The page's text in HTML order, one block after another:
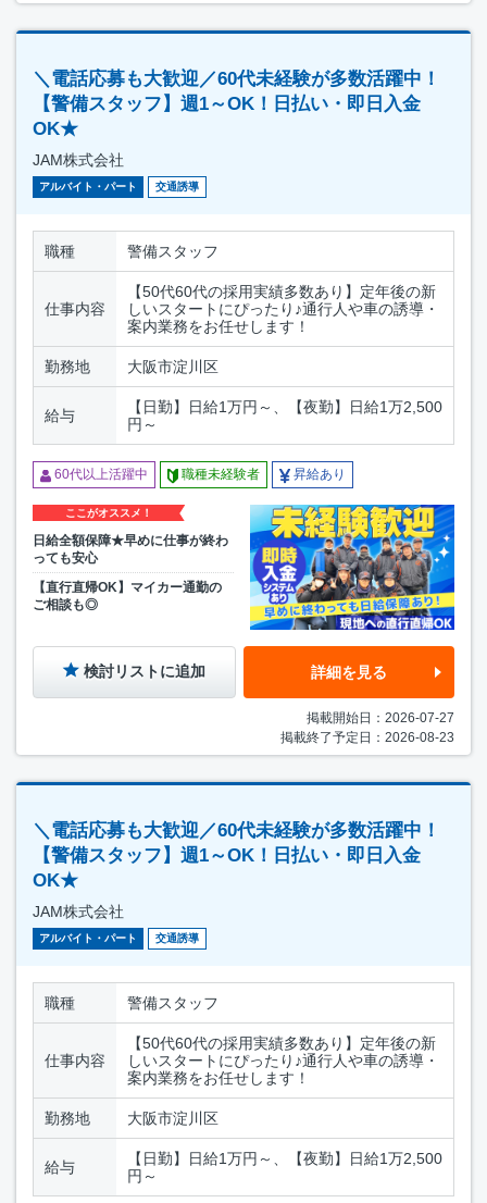
＼電話応募も大歓迎／60代未経験が多数活躍中！
【警備スタッフ】週1～OK！日払い・即日入金
OK★
JAM株式会社
アルバイト・パート 交通誘導
職種 警備スタッフ
仕事内容
【50代60代の採用実績多数あり】定年後の新
しいスタートにぴったり♪通行人や車の誘導・
案内業務をお任せします！
勤務地 大阪市淀川区
給与
【日勤】日給1万円～、【夜勤】日給1万2,500
円～
60代以上活躍中 職種未経験者 昇給あり
ここがオススメ！
日給全額保障★早めに仕事が終わ
っても安心
【直行直帰OK】マイカー通勤の
ご相談も◎
検討リストに追加 詳細を見る
掲載開始日：2026-07-27
掲載終了予定日：2026-08-23
＼電話応募も大歓迎／60代未経験が多数活躍中！
【警備スタッフ】週1～OK！日払い・即日入金
OK★
JAM株式会社
アルバイト・パート 交通誘導
職種 警備スタッフ
仕事内容
【50代60代の採用実績多数あり】定年後の新
しいスタートにぴったり♪通行人や車の誘導・
案内業務をお任せします！
勤務地 大阪市淀川区
給与
【日勤】日給1万円～、【夜勤】日給1万2,500
円～